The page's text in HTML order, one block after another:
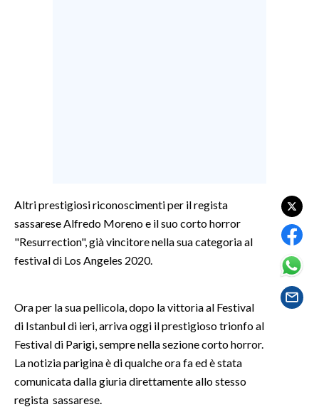
GOSSIP
SALUTE
SARDI NEL MONDO
NOTIZIE
EVENTI
#CARAUNIONE
Altri prestigiosi riconoscimenti per il regista
sassarese Alfredo Moreno e il suo corto horror
"Resurrection", già vincitore nella sua categoria al
festival di Los Angeles 2020.
Ora per la sua pellicola, dopo la vittoria al Festival
di Istanbul di ieri, arriva oggi il prestigioso trionfo al
Festival di Parigi, sempre nella sezione corto horror.
La notizia parigina è di qualche ora fa ed è stata
comunicata dalla giuria direttamente allo stesso
regista sassarese.